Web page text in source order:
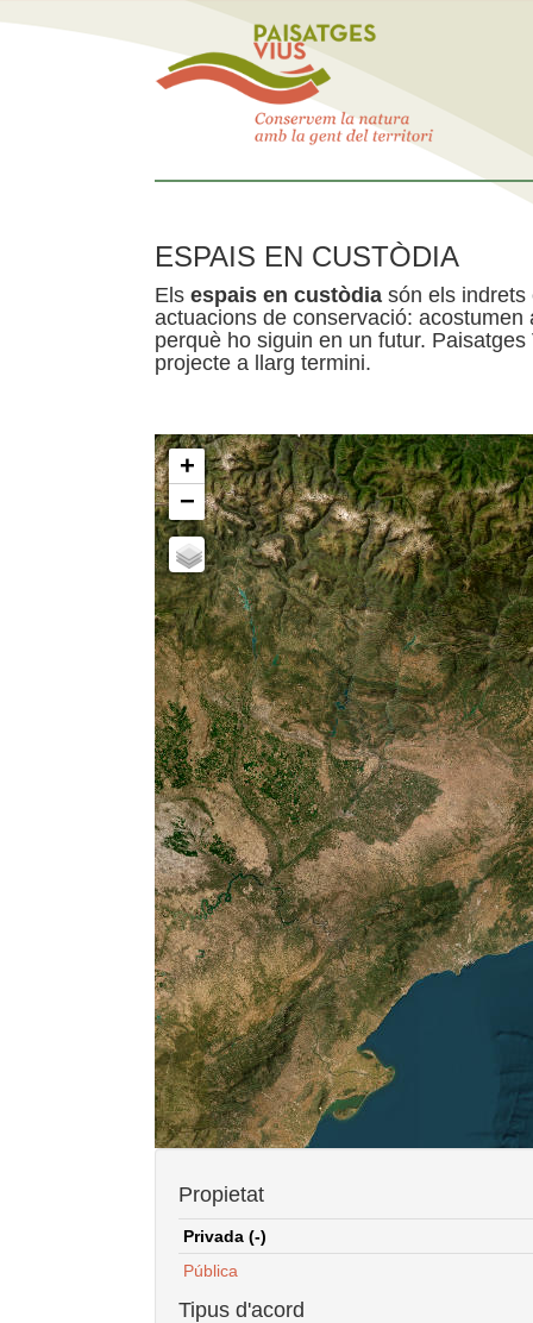
ESPAIS EN CUSTÒDIA
Els espais en custòdia són els indrets
actuacions de conservació:
perquè ho siguin en un futur.
projecte a llarg termini.
+
−
Propietat
Privada (-)
Pública
Tipus d'acord